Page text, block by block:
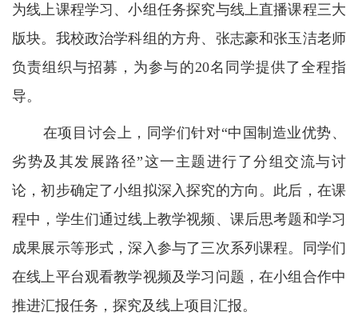
为线上课程学习、小组任务探究与线上直播课程三大
版块。我校政治学科组的方舟、张志豪和张玉洁老师
负责组织与招募，为参与的20名同学提供了全程指
导。
在项目讨会上，同学们针对“中国制造业优势、
劣势及其发展路径”这一主题进行了分组交流与讨
论，初步确定了小组拟深入探究的方向。此后，在课
程中，学生们通过线上教学视频、课后思考题和学习
成果展示等形式，深入参与了三次系列课程。同学们
在线上平台观看教学视频及学习问题，在小组合作中
推进汇报任务，探究及线上项目汇报。